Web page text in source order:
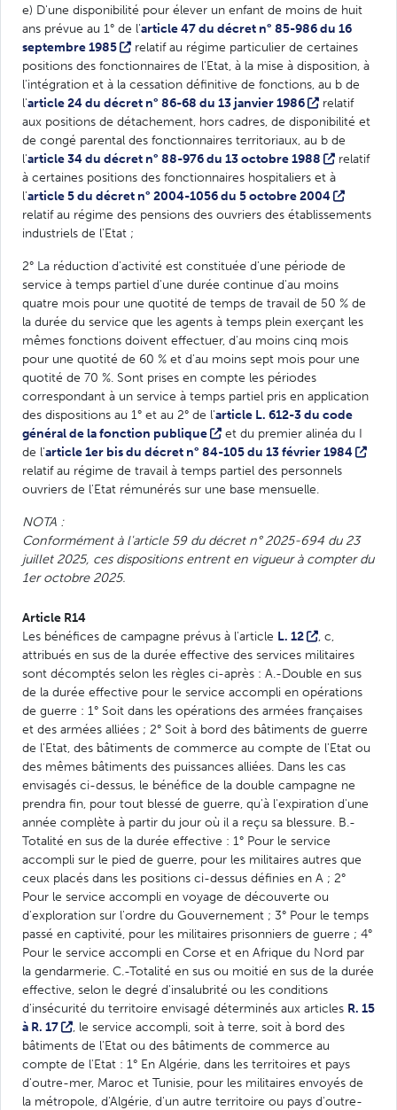
e) D'une disponibilité pour élever un enfant de moins de huit
ans prévue au 1° de l'article 47 du décret n° 85-986 du 16
septembre 1985
relatif au régime particulier de certaines
positions des fonctionnaires de l'Etat, à la mise à disposition, à
l'intégration et à la cessation définitive de fonctions, au b de
l'article 24 du décret n° 86-68 du 13 janvier 1986
relatif
aux positions de détachement, hors cadres, de disponibilité et
de congé parental des fonctionnaires territoriaux, au b de
l'article 34 du décret n° 88-976 du 13 octobre 1988
relatif
à certaines positions des fonctionnaires hospitaliers et à
l'article 5 du décret n° 2004-1056 du 5 octobre 2004
relatif au régime des pensions des ouvriers des établissements
industriels de l'Etat ;
2° La réduction d'activité est constituée d'une période de
service à temps partiel d'une durée continue d'au moins
quatre mois pour une quotité de temps de travail de 50 % de
la durée du service que les agents à temps plein exerçant les
mêmes fonctions doivent effectuer, d'au moins cinq mois
pour une quotité de 60 % et d'au moins sept mois pour une
quotité de 70 %. Sont prises en compte les périodes
correspondant à un service à temps partiel pris en application
des dispositions au 1° et au 2° de l'article L. 612-3 du code
général de la fonction publique
et du premier alinéa du I
de l'article 1er bis du décret n° 84-105 du 13 février 1984
relatif au régime de travail à temps partiel des personnels
ouvriers de l'Etat rémunérés sur une base mensuelle.
NOTA :
Conformément à l'article 59 du décret n° 2025-694 du 23
juillet 2025, ces dispositions entrent en vigueur à compter du
1er octobre 2025.
Article R14
Les bénéfices de campagne prévus à l'article L. 12
, c,
attribués en sus de la durée effective des services militaires
sont décomptés selon les règles ci-après : A.-Double en sus
de la durée effective pour le service accompli en opérations
de guerre : 1° Soit dans les opérations des armées françaises
et des armées alliées ; 2° Soit à bord des bâtiments de guerre
de l'Etat, des bâtiments de commerce au compte de l'Etat ou
des mêmes bâtiments des puissances alliées. Dans les cas
envisagés ci-dessus, le bénéfice de la double campagne ne
prendra fin, pour tout blessé de guerre, qu'à l'expiration d'une
année complète à partir du jour où il a reçu sa blessure. B.-
Totalité en sus de la durée effective : 1° Pour le service
accompli sur le pied de guerre, pour les militaires autres que
ceux placés dans les positions ci-dessus définies en A ; 2°
Pour le service accompli en voyage de découverte ou
d'exploration sur l'ordre du Gouvernement ; 3° Pour le temps
passé en captivité, pour les militaires prisonniers de guerre ; 4°
Pour le service accompli en Corse et en Afrique du Nord par
la gendarmerie. C.-Totalité en sus ou moitié en sus de la durée
effective, selon le degré d'insalubrité ou les conditions
d'insécurité du territoire envisagé déterminés aux articles R. 15
à R. 17
, le service accompli, soit à terre, soit à bord des
bâtiments de l'Etat ou des bâtiments de commerce au
compte de l'Etat : 1° En Algérie, dans les territoires et pays
d'outre-mer, Maroc et Tunisie, pour les militaires envoyés de
la métropole, d'Algérie, d'un autre territoire ou pays d'outre-